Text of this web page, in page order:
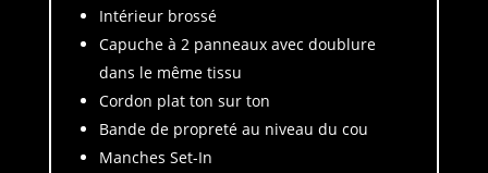
Intérieur brossé
Capuche à 2 panneaux avec doublure
dans le même tissu
Cordon plat ton sur ton
Bande de propreté au niveau du cou
Manches Set-In